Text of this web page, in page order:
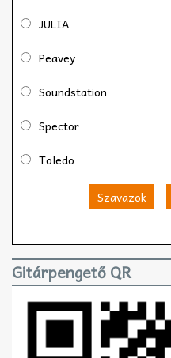
JULIA
Peavey
Soundstation
Spector
Toledo
Szavazok
Gitárpengető QR